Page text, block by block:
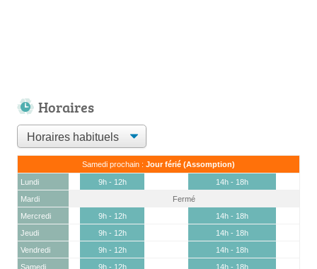
Horaires
Samedi prochain : Jour férié (Assomption)
Lundi 9h - 12h
14h - 18h
Mardi
Fermé
Mercredi
9h - 12h
14h - 18h
Jeudi
9h - 12h
14h - 18h
Vendredi
9h - 12h
14h - 18h
Samedi
9h - 12h
14h - 18h